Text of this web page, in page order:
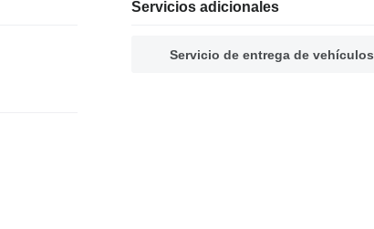
Servicios adicionales
Servicio de entrega de vehículos